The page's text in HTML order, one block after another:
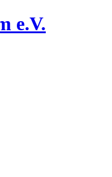
e.V.